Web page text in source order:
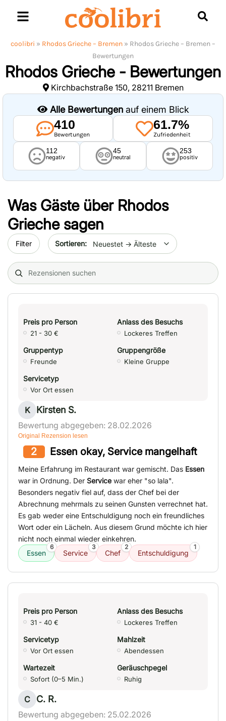
coolibri » Rhodos Grieche – Bremen » Rhodos Grieche – Bremen –
Bewertungen
Rhodos Grieche - Bewertungen
Kirchbachstraße 150, 28211 Bremen
Alle Bewertungenauf einem Blick
410
Bewertungen
61.7%
Zufriedenheit
112
negativ
45
neutral
253
positiv
Was Gäste über Rhodos
Griechesagen
Filter Sort by date
Search (title/text)
Preis pro Person
21 - 30 €
Anlass des Besuchs
Lockeres Treffen
Gruppentyp
Freunde
Gruppengröße
Kleine Gruppe
Servicetyp
Vor Ort essen
K Kirsten S.
Bewertung abgegeben: 28.02.2026
Original Rezension lesen
2 Essen okay, Service mangelhaft
Meine Erfahrung im Restaurant war gemischt. Das Essen
war in Ordnung. Der Service war eher "so lala".
Besonders negativ fiel auf, dass der Chef bei der
Abrechnung mehrmals zu seinen Gunsten verrechnet hat.
Es gab weder eine Entschuldigung noch ein freundliches
Wort oder ein Lächeln. Aus diesem Grund möchte ich hier
nicht noch einmal wieder einkehren.
Essen
6
Service
3
Chef
2
Entschuldigung
1
Preis pro Person
31 - 40 €
Anlass des Besuchs
Lockeres Treffen
Servicetyp
Vor Ort essen
Mahlzeit
Abendessen
Wartezeit
Sofort (0–5 Min.)
Geräuschpegel
Ruhig
C C. R.
Bewertung abgegeben: 25.02.2026